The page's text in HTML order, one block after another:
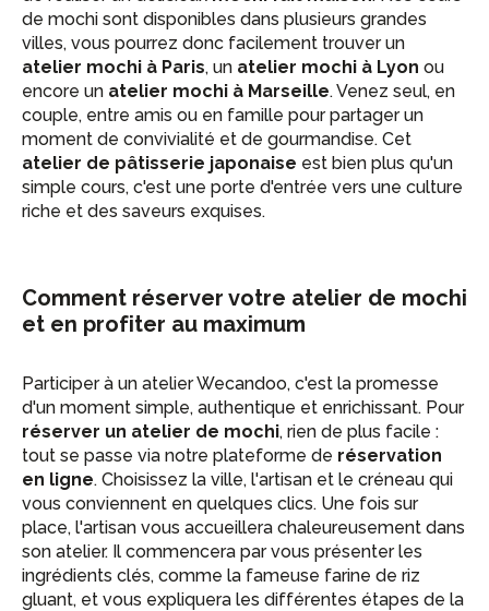
de mochi sont disponibles dans plusieurs grandes
villes, vous pourrez donc facilement trouver un
atelier mochi à Paris, un atelier mochi à Lyon ou
encore un atelier mochi à Marseille. Venez seul, en
couple, entre amis ou en famille pour partager un
moment de convivialité et de gourmandise. Cet
atelier de pâtisserie japonaise est bien plus qu'un
simple cours, c'est une porte d'entrée vers une culture
riche et des saveurs exquises.
Comment réserver votre atelier de mochi
et en profiter au maximum
Participer à un atelier Wecandoo, c'est la promesse
d'un moment simple, authentique et enrichissant. Pour
réserver un atelier de mochi, rien de plus facile :
tout se passe via notre plateforme de réservation
en ligne. Choisissez la ville, l'artisan et le créneau qui
vous conviennent en quelques clics. Une fois sur
place, l'artisan vous accueillera chaleureusement dans
son atelier. Il commencera par vous présenter les
ingrédients clés, comme la fameuse farine de riz
gluant, et vous expliquera les différentes étapes de la